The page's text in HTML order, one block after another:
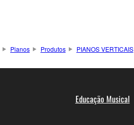
Pianos Produtos PIANOS VERTICAIS
Educação Musical